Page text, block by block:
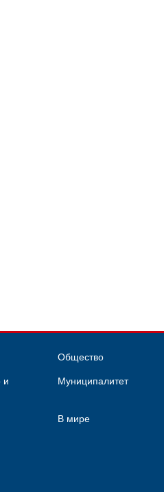
Общество
и
Муниципалитет
В мире